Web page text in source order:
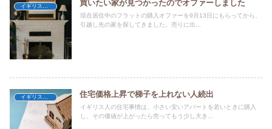
買いたい家が見つかったのでオファーしました
現在居住中のフラットの購入オファーを9月13日にもらってから、
引越し先の家を探してきました。売りに出...
住宅価格上昇で梯子を上れない人続出
イギリス人の住宅事情は、小さい安いアパートを若いときに購入
し、その価値が上がったら売ってもう少し大き...